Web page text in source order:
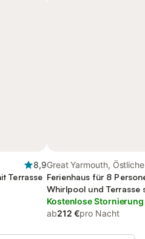
8,9
Terrasse
Great Yarmouth,
Ferienhaus für 8
Whirlpool und Terrasse
und Pool
Kostenlose Stornierung
ab212 €pro Nacht